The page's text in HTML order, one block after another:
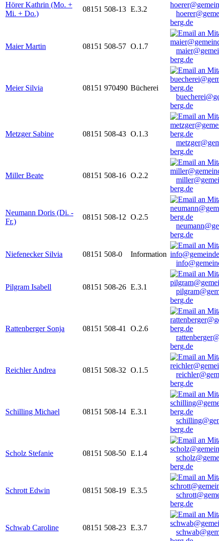
Hörer Kathrin (Mo. +
Mi. + Do.)
08151 508-13 E.3.2
berg.de
Maier Martin 08151 508-57 O.1.7
berg.de
Meier Silvia 08151 970490 Bücherei
berg.de
Metzger Sabine 08151 508-43 O.1.3
berg.de
Miller Beate 08151 508-16 O.2.2
berg.de
Neumann Doris (Di. -
Fr.)
08151 508-12 O.2.5
berg.de
Niefenecker Silvia 08151 508-0
Information
Pilgram Isabell 08151 508-26 E.3.1
berg.de
Rattenberger Sonja 08151 508-41
O.2.6
berg.de
Reichler Andrea 08151 508-32 O.1.5
berg.de
Schilling Michael 08151 508-14 E.3.1
berg.de
Scholz Stefanie 08151 508-50 E.1.4
berg.de
Schrott Edwin 08151 508-19 E.3.5
berg.de
Schwab Caroline 08151 508-23 E.3.7